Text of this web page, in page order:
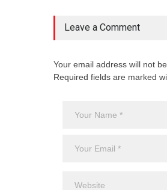
Leave a Comment
Your email address will not
Required fields are marked